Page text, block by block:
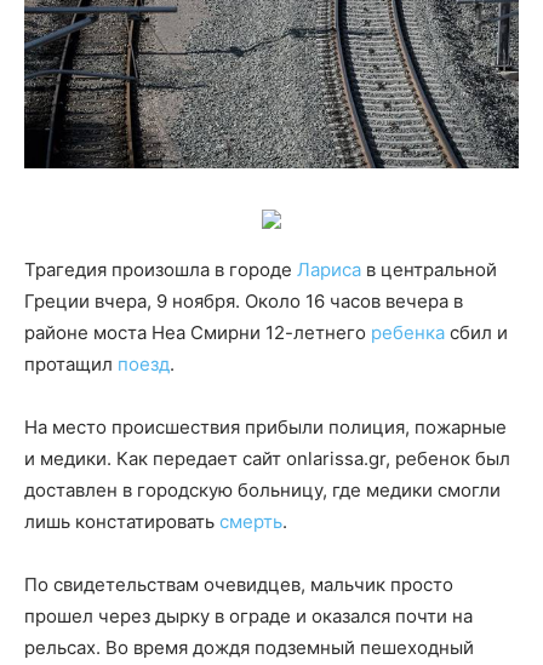
Трагедия произошла в городе Лариса в центральной
Греции вчера, 9 ноября. Около 16 часов вечера в
районе моста Неа Смирни 12-летнего ребенка сбил и
протащил поезд.
На место происшествия прибыли полиция, пожарные
и медики. Как передает сайт onlarissa.gr, ребенок был
доставлен в городскую больницу, где медики смогли
лишь констатировать смерть.
По свидетельствам очевидцев, мальчик просто
прошел через дырку в ограде и оказался почти на
рельсах. Во время дождя подземный пешеходный